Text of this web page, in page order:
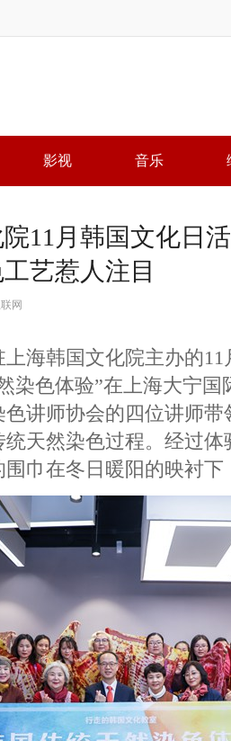
影视 音乐
11月韩国文化日
艺惹人注目
网
海韩国文化院主办的11
色体验”在上海大宁国
讲师协会的四位讲师带
天然染色过程。经过
巾在冬日暖阳的映衬下